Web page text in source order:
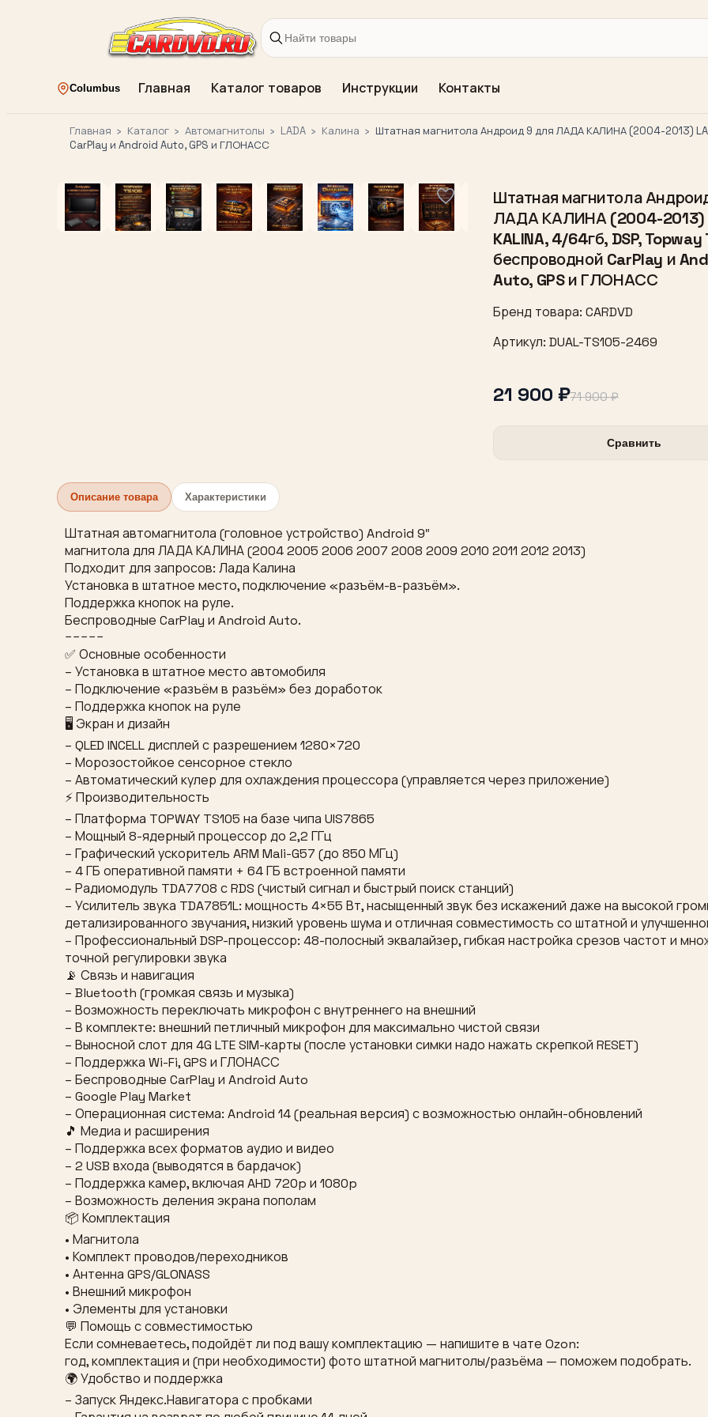
Columbus Главная Каталог товаров Инструкции Контакты
Главная › Каталог › Автомагнитолы › LADA › Калина › Штатная магнитола Андроид 9 для ЛАДА КАЛИНА (2004-2013)
CarPlay и Android Auto, GPS и ГЛОНАСС
Штатная магнитола
ЛАДА КАЛИНА (2004-2013)
KALINA, 4/64гб, DSP, Topway
беспроводной CarPlay и
Auto, GPS и ГЛОНАСС
Бренд товара: CARDVD
Артикул: DUAL-TS105-2469
21 900 ₽71 900 ₽
Сравнить
Описание товара Характеристики
Штатная автомагнитола (головное устройство) Android 9″
магнитола для ЛАДА КАЛИНА (2004 2005 2006 2007 2008 2009 2010 2011 2012 2013)
Подходит для запросов: Лада Калина
Установка в штатное место, подключение «разъём-в-разъём».
Поддержка кнопок на руле.
Беспроводные CarPlay и Android Auto.
−−−−−
✅ Основные особенности
– Установка в штатное место автомобиля
– Подключение «разъём в разъём» без доработок
– Поддержка кнопок на руле
🖥 Экран и дизайн
– QLED INCELL дисплей с разрешением 1280×720
– Морозостойкое сенсорное стекло
– Автоматический кулер для охлаждения процессора (управляется через приложение)
⚡ Производительность
– Платформа TOPWAY TS105 на базе чипа UIS7865
– Мощный 8-ядерный процессор до 2,2 ГГц
– Графический ускоритель ARM Mali-G57 (до 850 МГц)
– 4 ГБ оперативной памяти + 64 ГБ встроенной памяти
– Радиомодуль TDA7708 с RDS (чистый сигнал и быстрый поиск станций)
– Усилитель звука TDA7851L: мощность 4×55 Вт, насыщенный звук без искажений даже на высокой
детализированного звучания, низкий уровень шума и отличная совместимость со штатной и
– Профессиональный DSP-процессор: 48-полосный эквалайзер, гибкая настройка срезов частот и
точной регулировки звука
📡 Связь и навигация
– Bluetooth (громкая связь и музыка)
– Возможность переключать микрофон с внутреннего на внешний
– В комплекте: внешний петличный микрофон для максимально чистой связи
– Выносной слот для 4G LTE SIM-карты (после установки симки надо нажать скрепкой RESET)
– Поддержка Wi-Fi, GPS и ГЛОНАСС
– Беспроводные CarPlay и Android Auto
– Google Play Market
– Операционная система: Android 14 (реальная версия) с возможностью онлайн-обновлений
🎵 Медиа и расширения
– Поддержка всех форматов аудио и видео
– 2 USB входа (выводятся в бардачок)
– Поддержка камер, включая AHD 720p и 1080p
– Возможность деления экрана пополам
📦 Комплектация
• Магнитола
• Комплект проводов/переходников
• Антенна GPS/GLONASS
• Внешний микрофон
• Элементы для установки
💬 Помощь с совместимостью
Если сомневаетесь, подойдёт ли под вашу комплектацию — напишите в чате Ozon:
год, комплектация и (при необходимости) фото штатной магнитолы/разъёма — поможем подобрать.
🌍 Удобство и поддержка
– Запуск Яндекс.Навигатора с пробками